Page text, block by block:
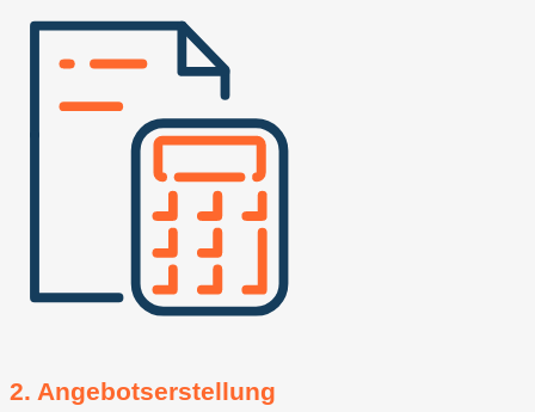
2. Angebotserstellung